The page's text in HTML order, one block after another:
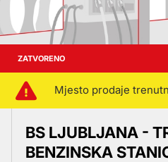
ZATVORENO
Mjesto prodaje
BS LJUBLJANA -
BENZINSKA